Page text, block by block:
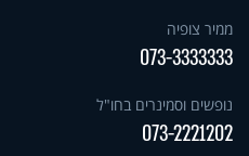
ממיר צופיה
073-3333333
נופשים וסמינרים בחו"ל
073-2221202